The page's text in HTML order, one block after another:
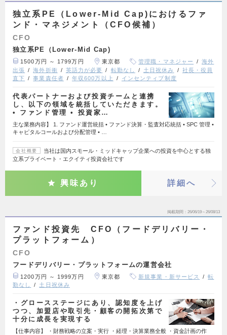
独立系PE（Lower-Mid Cap)におけるファ
ンド・マネジメント（CFO候補）
CFO
独立系PE（Lower-Mid Cap)
1500万円 ～ 1799万円 東京都 管理職・マネジャー
海外
出張
海外折衝 英語力が必要 転勤なし 土日祝休み
社長・役員
直下
事業責任者 年収600万以上 インセンティブ制度
代表パートナーおよび投資チームと連携
し、以下の領域を統括していただきます。
• ファンド管理 • 投資家…
主な業務内容】 1. ファンド運営統括 • ファンド決算・監査対応統括 • SPC 管理 •
キャピタルコールおよび分配管理 • …
会社概要
当社は国内スモール・ミッドキャップ企業への投資を中心とする独
立系プライベート・エクイティ投資会社です
興味あり 詳細へ
掲載期間 26/06/19～26/08/13
ファンド投資先 CFO（フードデリバリー・
プラットフォーム）
CFO
フードデリバリー・プラットフォームの運営会社
1200万円 ～ 1999万円 東京都 新規事業・新サービス
転
勤なし
土日祝休み
・グロースステージにあり、認知度を上げ
つつ、加盟店や取引先・顧客の開拓次第で
十分に成長を実現する
【仕事内容】 ・財務戦略の立案・実行 ・経理・決算業務全般 ・資金計画の作